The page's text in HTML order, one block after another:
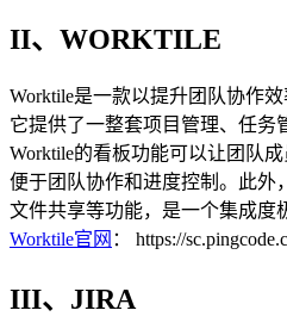
II、WORKTILE
Worktile是一款以提升团队协作
它提供了一整套项目管理、任务
Worktile的看板功能可以让团队
便于团队协作和进度控制。此外
文件共享等功能，是一个集成度
Worktile官网 ： https://
III、JIRA